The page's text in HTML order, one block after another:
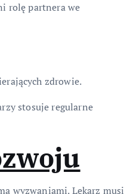
rolę partnera we
zdrowie.
stosuje regularne
wyzwaniami. Lekarz musi